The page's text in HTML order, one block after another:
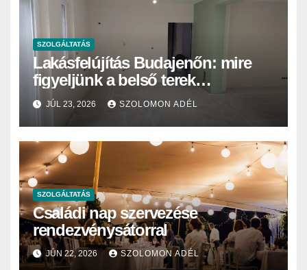
SZOLGÁLTATÁS
Lakásfelújítás Budajenőn: mire
figyeljünk a belső terek
festésekor?
JÚL 23, 2026 SZOLOMON ADÉL
SZOLGÁLTATÁS
Családi nap szervezése
rendezvénysátorral
JÚN 22, 2026 SZOLOMON ADÉL